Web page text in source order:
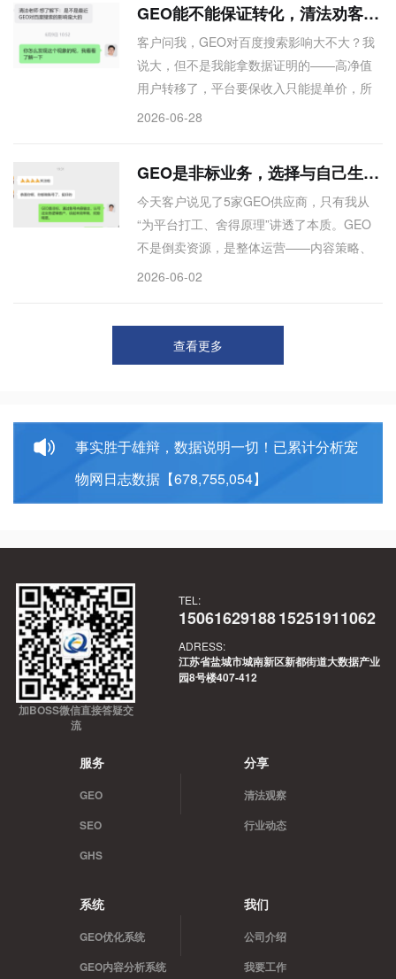
排再多有什么用。还有一类人，觉得有客户
资源就能转化信任。但客户需求往往是老板
听了培训回来布置的任务，渠道转介绍却不
了解真实需求，问几句就露馅。建议转型的
朋友，要么踏实补实战，要么找靠谱伙伴联
GEO能不能保证转化，清法劝客户要么等、要么赌
客户问我，GEO对百度搜索影响大不大？我
说大，但不是我能拿数据证明的——高净值
用户转移了，平台要保收入只能提单价，所
以你们线索掉了、成本涨了，这事普遍存
抱GEO，但它确实给不了确定转化数据，就
看你愿不愿意为认知差提前下注。想要确定
性，只能先等。
2026-06-28
GEO是非标业务，选择与自己生意逻辑同频供应商合作
今天客户说见了5家GEO供应商，只有我从
“为平台打工、舍得原理”讲透了本质。GEO
不是倒卖资源，是整体运营——内容策略、
解决同质化、增量执行。得到共鸣，比背书
2026-06-02
查看更多
事实胜于雄辩，数据说明一切！已累计分析宠
物网日志数据【678,755,054】
加BOSS微信直接答疑交
流
TEL:
1506162918815251911062
ADRESS:
江苏省盐城市城南新区新都街道大数据产业
园8号楼407-412
服务
GEO
SEO
GHS
分享
清法观察
行业动态
系统
GEO优化系统
GEO内容分析系统
我们
公司介绍
我要工作